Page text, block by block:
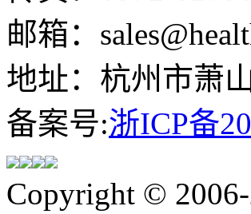
邮箱：
地址：杭州市萧
备案号:浙ICP备
Copyright ©